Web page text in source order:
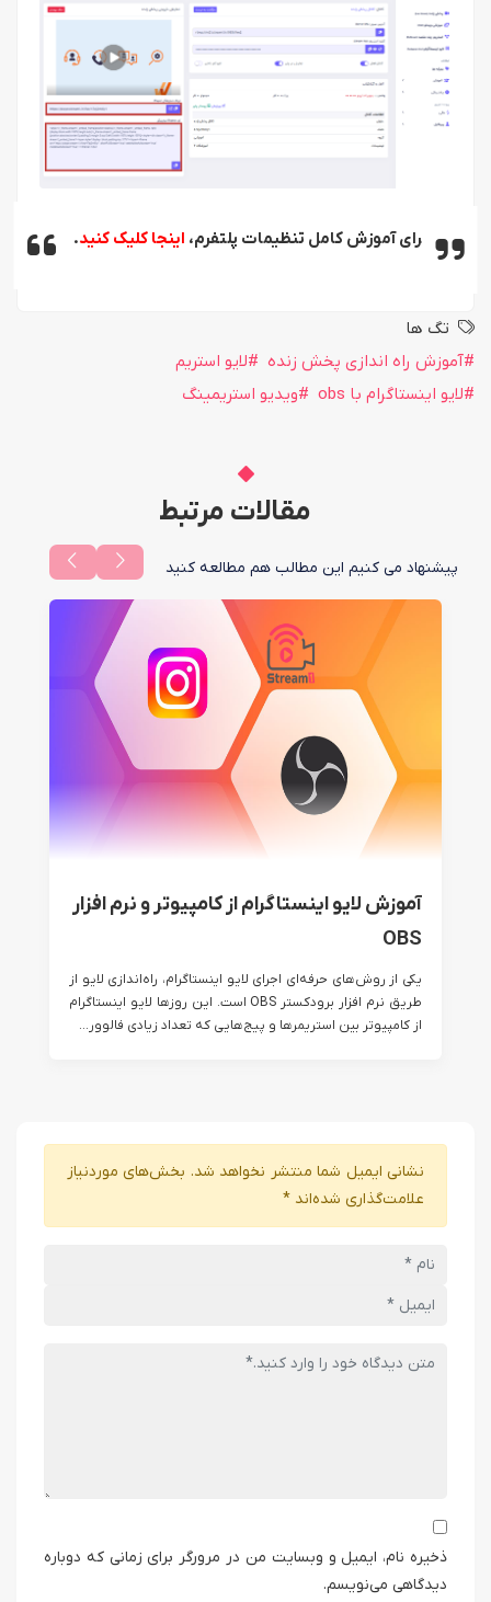
برای آموزش کامل تنظیمات پلتفرم، اینجا کلیک کنید.
تگ ها
آموزش راه اندازی پخش زنده
لایو استریم
لایو اینستاگرام با obs
ویدیو استریمینگ
مقالات مرتبط
پیشنهاد می کنیم این مطالب هم مطالعه کنید
آموزش لایو اینستاگرام از کامپیوتر و نرم افزار
OBS
یکی از روش‌های حرفه‌ای اجرای لایو اینستاگرام، راه‌اندازی لایو از
طریق نرم افزار برودکستر OBS است. این روزها لایو اینستاگرام
از کامپیوتر بین استریمرها و پیج‌هایی که تعداد زیادی فالوور...
نشانی ایمیل شما منتشر نخواهد شد. بخش‌های موردنیاز
علامت‌گذاری شده‌اند *
ذخیره نام، ایمیل و وبسایت من در مرورگر برای زمانی که دوباره
دیدگاهی می‌نویسم.